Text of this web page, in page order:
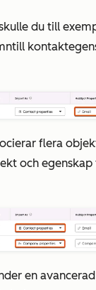
du till
till
flera
och
en